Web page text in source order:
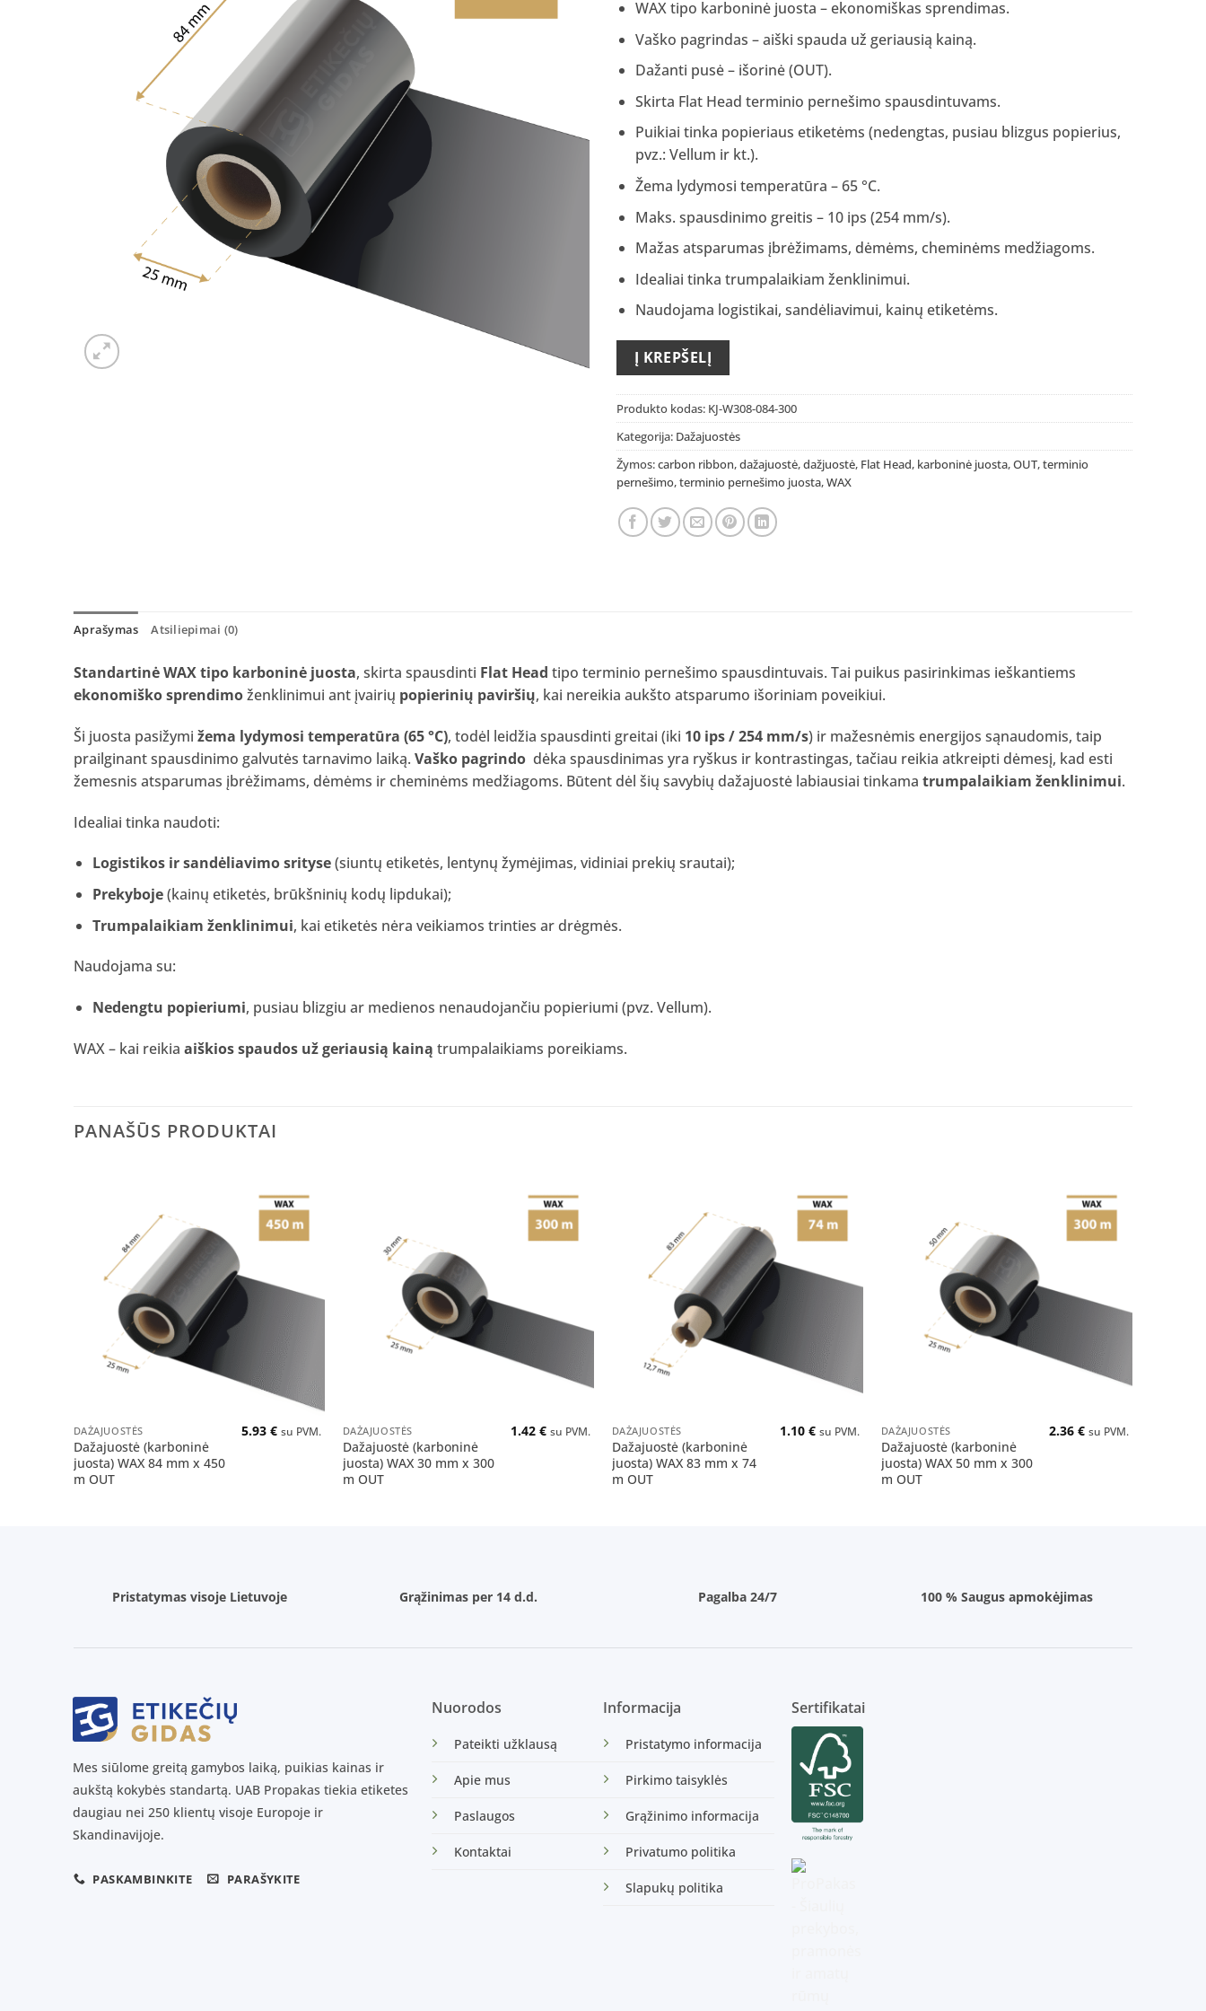
WAX tipo karboninė juosta – ekonomiškas sprendimas.
Vaško pagrindas – aiški spauda už geriausią kainą.
Dažanti pusė – išorinė (OUT).
Skirta Flat Head terminio pernešimo spausdintuvams.
Puikiai tinka popieriaus etiketėms (nedengtas, pusiau blizgus popierius,
pvz.: Vellum ir kt.).
Žema lydymosi temperatūra – 65 °C.
Maks. spausdinimo greitis – 10 ips (254 mm/s).
Mažas atsparumas įbrėžimams, dėmėms, cheminėms medžiagoms.
Idealiai tinka trumpalaikiam ženklinimui.
Naudojama logistikai, sandėliavimui, kainų etiketėms.
Į KREPŠELĮ
Produkto kodas: KJ-W308-084-300
Kategorija: Dažajuostės
Žymos:carbon ribbon,dažajuostė,dažjuostė, Flat Head, karboninė juosta,OUT,terminio
pernešimo,terminio pernešimo juosta,WAX
Aprašymas Atsiliepimai (0)
Standartinė WAX tipo karboninė juosta, skirta spausdinti Flat Head tipo terminio pernešimo spausdintuvais. Tai puikus pasirinkimas ieškantiems
ekonomiško sprendimoženklinimui ant įvairių popierinių paviršių, kai nereikia aukšto atsparumo išoriniam poveikiui.
Ši juosta pasižymi žema lydymosi temperatūra (65 °C), todėl leidžia spausdinti greitai (iki 10 ips / 254 mm/s) ir mažesnėmis energijos sąnaudomis, taip
prailginant spausdinimo galvutės tarnavimo laiką. Vaško pagrindo dėka spausdinimas yra ryškus ir kontrastingas, tačiau reikia atkreipti dėmesį, kad esti
žemesnis atsparumas įbrėžimams, dėmėms ir cheminėms medžiagoms. Būtent dėl šių savybių dažajuostė labiausiai tinkama trumpalaikiam ženklinimui.
Idealiai tinka naudoti:
Logistikos ir sandėliavimo srityse(siuntų etiketės, lentynų žymėjimas, vidiniai prekių srautai);
Prekyboje(kainų etiketės, brūkšninių kodų lipdukai);
Trumpalaikiam ženklinimui, kai etiketės nėra veikiamos trinties ar drėgmės.
Naudojama su:
Nedengtu popieriumi, pusiau blizgiu ar medienos nenaudojančiu popieriumi (pvz. Vellum).
WAX – kai reikia aiškios spaudos už geriausią kainą trumpalaikiams poreikiams.
PANAŠŪS PRODUKTAI
Pridėti
į norų
sąrašą
DAŽAJUOSTĖS
Dažajuostė (karboninė
juosta) WAX 84 mm x 450
m OUT
5.93€ su PVM.
Pridėti
į norų
sąrašą
DAŽAJUOSTĖS
Dažajuostė (karboninė
juosta) WAX 30 mm x 300
m OUT
1.42€ su PVM.
Pridėti
į norų
sąrašą
DAŽAJUOSTĖS
Dažajuostė (karboninė
juosta) WAX 83 mm x 74
m OUT
1.10€ su PVM.
Pridėti
į norų
sąrašą
DAŽAJUOSTĖS
Dažajuostė (karboninė
juosta) WAX 50 mm x 300
m OUT
2.36€ su PVM.
Pristatymas visoje Lietuvoje Grąžinimas per 14 d.d. Pagalba 24/7 100 % Saugus apmokėjimas
Mes siūlome greitą gamybos laiką, puikias kainas ir
aukštą kokybės standartą. UAB Propakas tiekia etiketes
daugiau nei 250 klientų visoje Europoje ir
Skandinavijoje.
PASKAMBINKITE PARAŠYKITE
Nuorodos
Pateikti užklausą
Apie mus
Paslaugos
Kontaktai
Informacija
Pristatymo informacija
Pirkimo taisyklės
Grąžinimo informacija
Privatumo politika
Slapukų politika
Sertifikatai